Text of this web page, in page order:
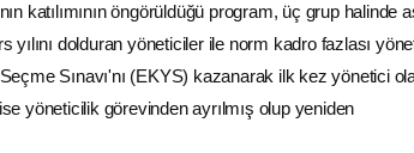
katılımının öngörüldüğü program, üç grup halinde
dolduran yöneticiler ile norm kadro fazlası
Sınavı'nı (EKYS) kazanarak ilk kez yönetici
yöneticilik görevinden ayrılmış olup yeniden